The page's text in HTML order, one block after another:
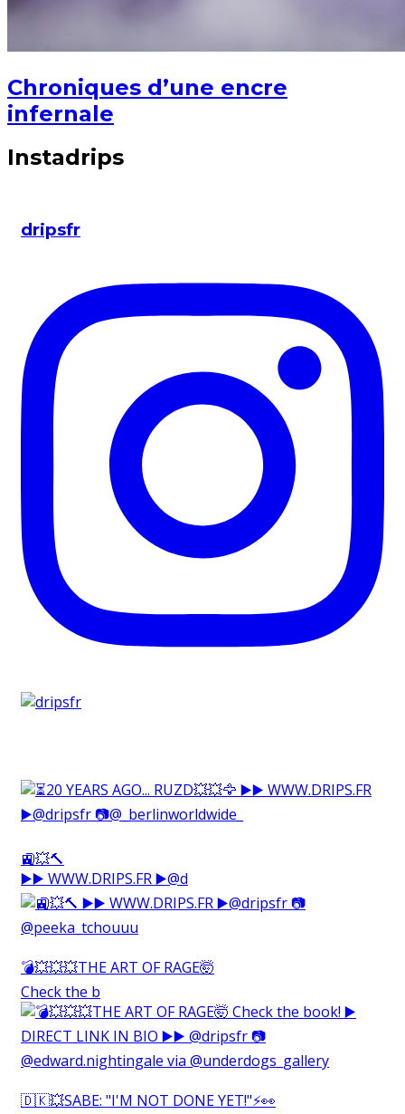
Chroniques d’une encre
infernale
Instadrips
dripsfr
🚉💥🔨⁠
▶️▶️ WWW.DRIPS.FR ▶️@d
💣💥💥💥THE ART OF RAGE🤯⁠
Check the b
🇩🇰💥SABE: "I'M NOT DONE YET!"⚡️👀⁠